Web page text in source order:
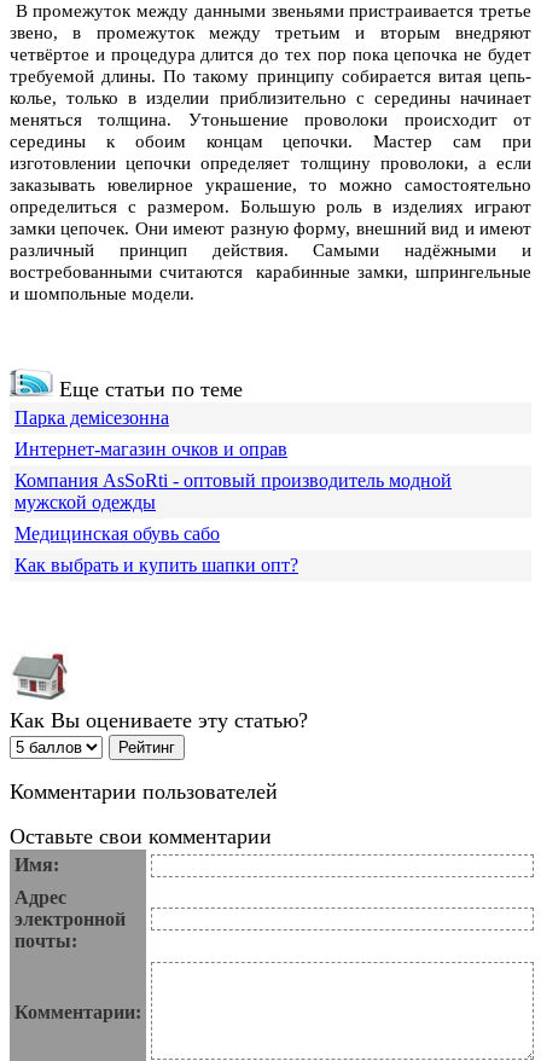
В промежуток между данными звеньями пристраивается третье
звено, в промежуток между третьим и вторым внедряют
четвёртое и процедура длится до тех пор пока цепочка не будет
требуемой длины. По такому принципу собирается витая цепь-
колье, только в изделии приблизительно с середины начинает
меняться толщина. Утоньшение проволоки происходит от
середины к обоим концам цепочки. Мастер сам при
изготовлении цепочки определяет толщину проволоки, а если
заказывать ювелирное украшение, то можно самостоятельно
определиться с размером. Большую роль в изделиях играют
замки цепочек. Они имеют разную форму, внешний вид и имеют
различный принцип действия. Самыми надёжными и
востребованными считаются карабинные замки, шпрингельные
и шомпольные модели.
Еще статьи по теме
Парка демісезонна
Интернет-магазин очков и оправ
Компания АsSoRti - оптовый производитель модной
мужской одежды
Медицинская обувь сабо
Как выбрать и купить шапки опт?
Как Вы оцениваете эту статью?
Комментарии пользователей
Оставьте свои комментарии
Имя:
Адрес
электронной
почты:
Комментарии: